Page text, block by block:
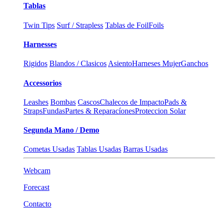
Tablas
Twin Tips Surf / Strapless Tablas de FoilFoils
Harnesses
Rigidos Blandos / Clasicos AsientoHarneses MujerGanchos
Accessorios
Leashes Bombas CascosChalecos de ImpactoPads &
StrapsFundasPartes & ReparacíonesProteccion Solar
Segunda Mano / Demo
Cometas Usadas Tablas Usadas Barras Usadas
Webcam
Forecast
Contacto